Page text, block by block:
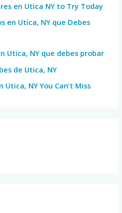
en Utica NY to Try Today
en Utica, NY que Debes
Utica, NY que debes probar
de Utica, NY
NY You Can’t Miss